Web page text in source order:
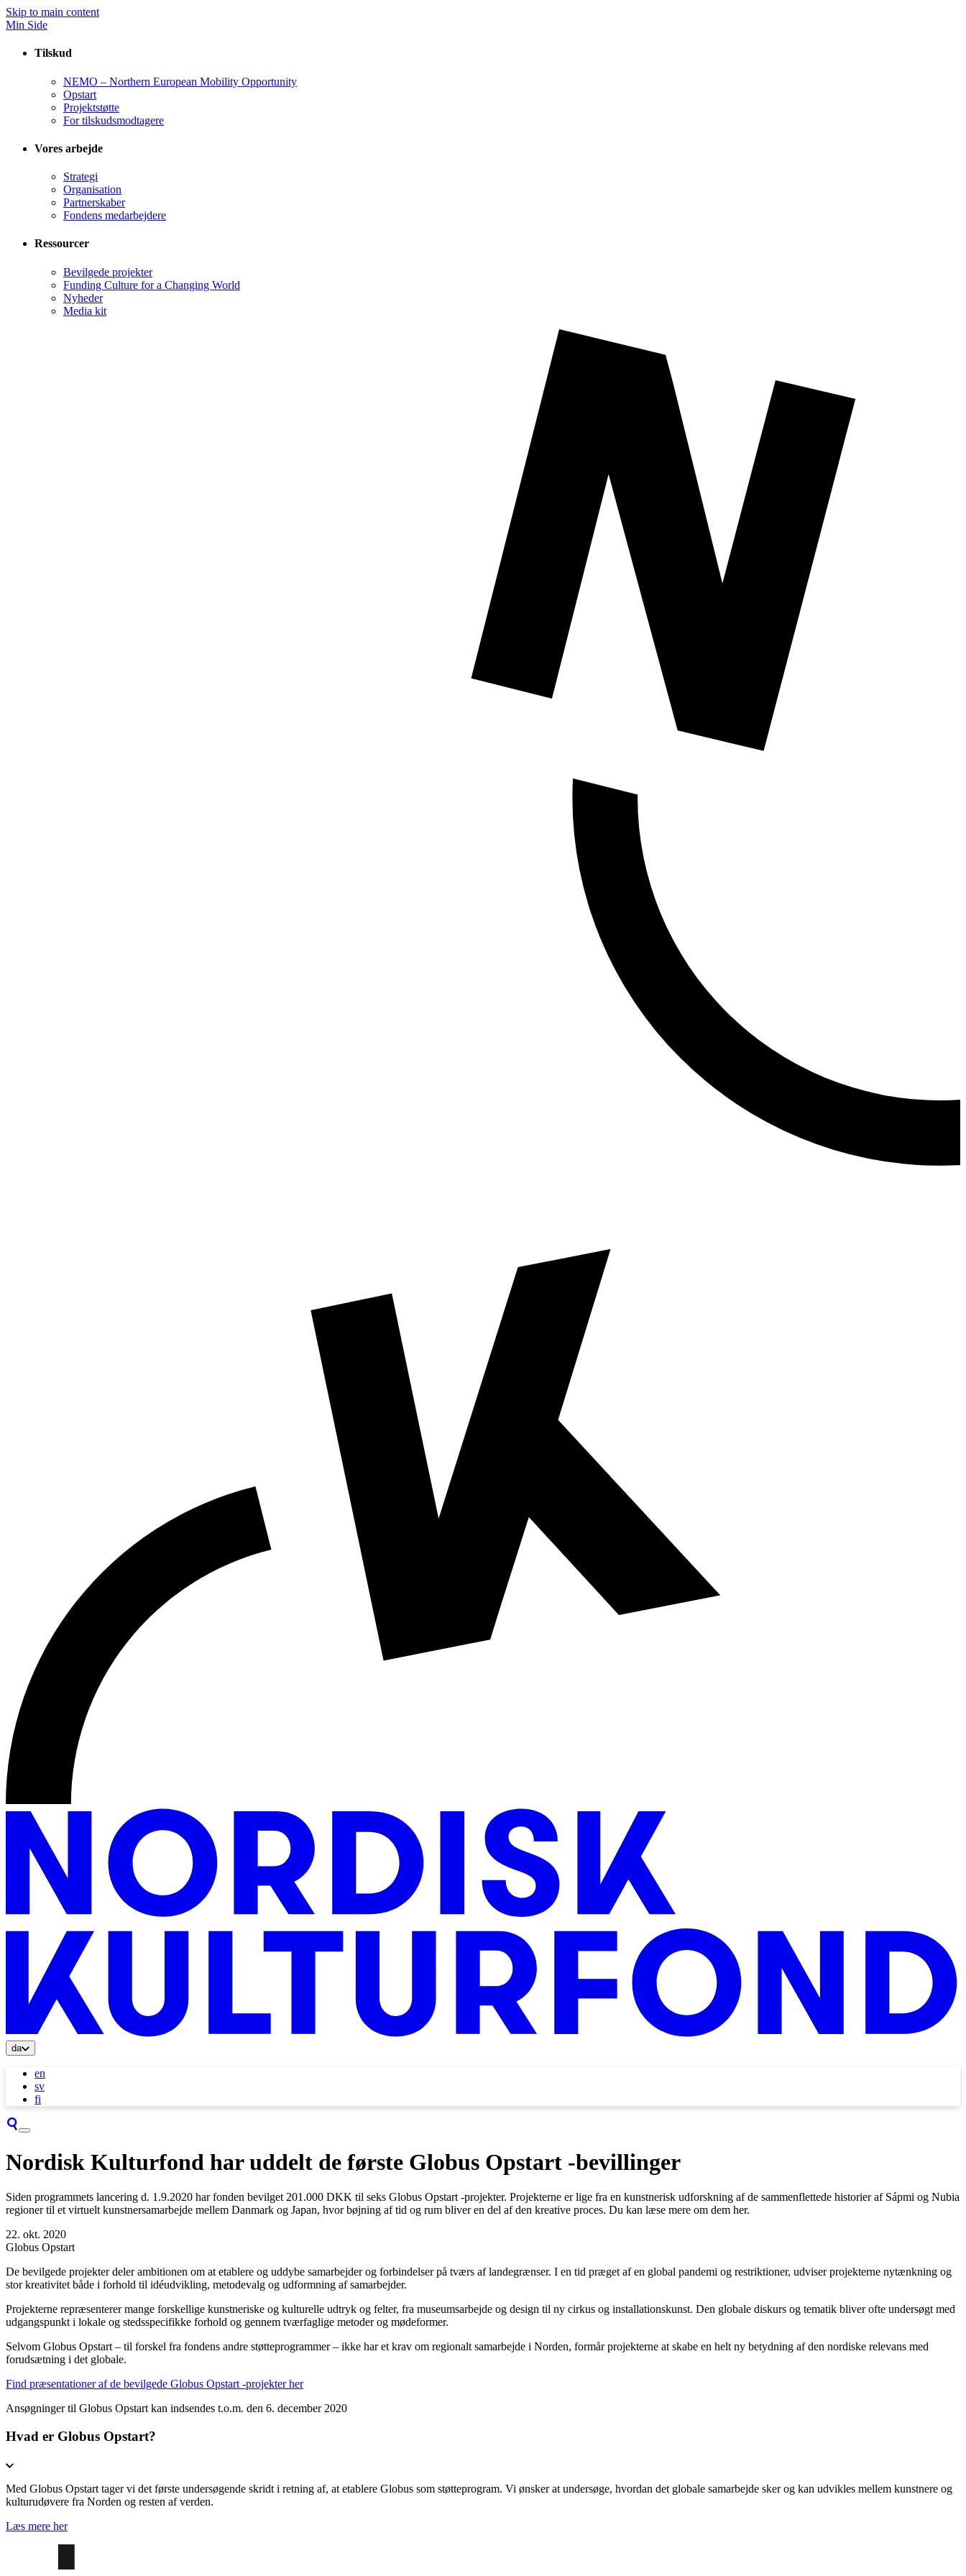
Skip to main content
Min Side
Tilskud
NEMO – Northern European Mobility Opportunity
Opstart
Projektstøtte
For tilskudsmodtagere
Vores arbejde
Strategi
Organisation
Partnerskaber
Fondens medarbejdere
Ressourcer
Bevilgede projekter
Funding Culture for a Changing World
Nyheder
Media kit
da
en
sv
fi
Nordisk Kulturfond har uddelt de første Globus Opstart -bevillinger
Siden programmets lancering d. 1.9.2020 har fonden bevilget 201.000 DKK til seks Globus Opstart -projekter. Projekterne er lige fra en kunstnerisk udforskning af de sammenflettede historier af Sápmi og Nubia
regioner til et virtuelt kunstnersamarbejde mellem Danmark og Japan, hvor bøjning af tid og rum bliver en del af den kreative proces. Du kan læse mere om dem her.
22. okt. 2020
Globus Opstart
De bevilgede projekter deler ambitionen om at etablere og uddybe samarbejder og forbindelser på tværs af landegrænser. I en tid præget af en global pandemi og restriktioner, udviser projekterne nytænkning og
stor kreativitet både i forhold til idéudvikling, metodevalg og udformning af samarbejder.
Projekterne repræsenterer mange forskellige kunstneriske og kulturelle udtryk og felter, fra museumsarbejde og design til ny cirkus og installationskunst. Den globale diskurs og tematik bliver ofte undersøgt med
udgangspunkt i lokale og stedsspecifikke forhold og gennem tværfaglige metoder og mødeformer.
Selvom Globus Opstart – til forskel fra fondens andre støtteprogrammer – ikke har et krav om regionalt samarbejde i Norden, formår projekterne at skabe en helt ny betydning af den nordiske relevans med
forudsætning i det globale.
Find præsentationer af de bevilgede Globus Opstart -projekter her
Ansøgninger til Globus Opstart kan indsendes t.o.m. den 6. december 2020
Hvad er Globus Opstart?
Med Globus Opstart tager vi det første undersøgende skridt i retning af, at etablere Globus som støtteprogram. Vi ønsker at undersøge, hvordan det globale samarbejde sker og kan udvikles mellem kunstnere og
kulturudøvere fra Norden og resten af verden.
Læs mere her